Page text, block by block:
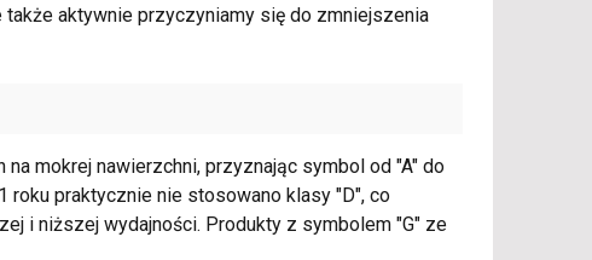
aktywnie przyczyniamy się do zmniejszenia
mokrej nawierzchni, przyznając symbol od "A" do
roku praktycznie nie stosowano klasy "D", co
i niższej wydajności. Produkty z symbolem "G" ze